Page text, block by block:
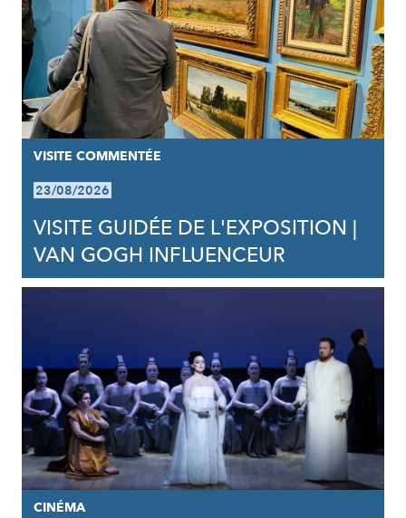
VISITE COMMENTÉE
23/08/2026
VISITE GUIDÉE DE L'EXPOSITION |
VAN GOGH INFLUENCEUR
CINÉMA